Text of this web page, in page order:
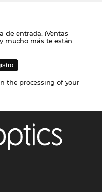
entrada. ¡Ventas
mucho más te están
the processing of your